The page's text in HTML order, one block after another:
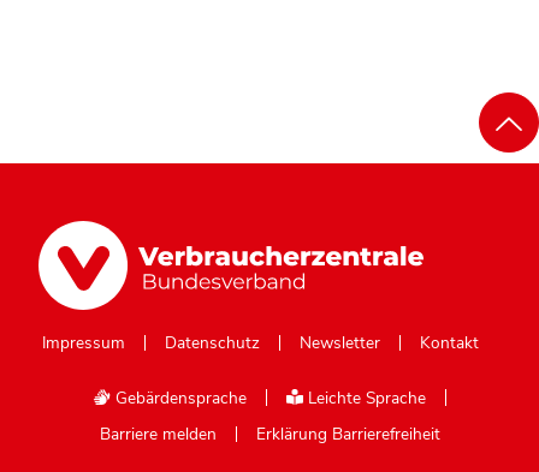
Impressum Datenschutz Newsletter Kontakt
Gebärdensprache
Leichte Sprache
Barriere melden
Erklärung Barrierefreiheit